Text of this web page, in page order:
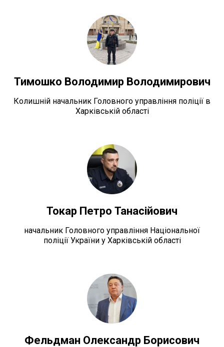
Тимошко Володимир Володимирович
Колишній начальник Головного управління поліції в
Харківській області
Токар Петро Танасійович
начальник Головного управління Національної
поліції України у Харківській області
Фельдман Олександр Борисович